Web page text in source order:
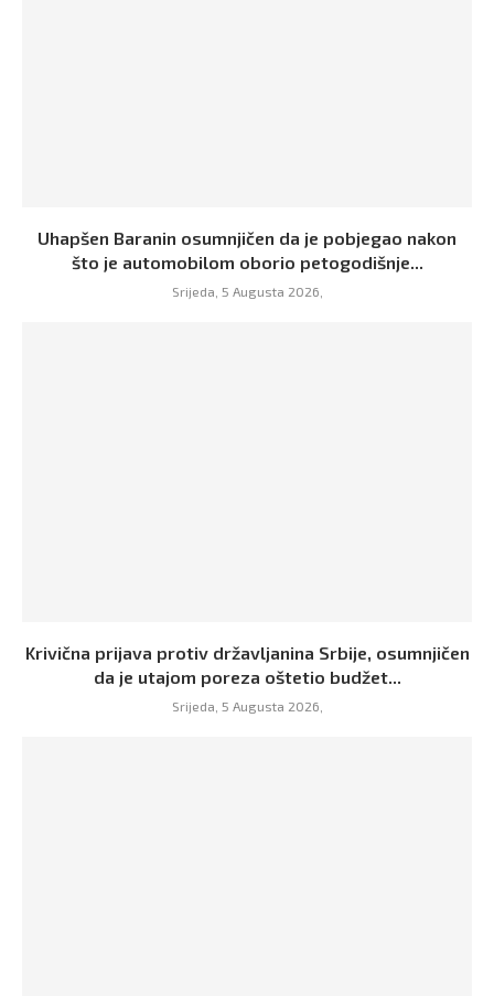
Uhapšen Baranin osumnjičen da je pobjegao nakon
što je automobilom oborio petogodišnje...
Srijeda, 5 Augusta 2026,
Krivična prijava protiv državljanina Srbije, osumnjičen
da je utajom poreza oštetio budžet...
Srijeda, 5 Augusta 2026,